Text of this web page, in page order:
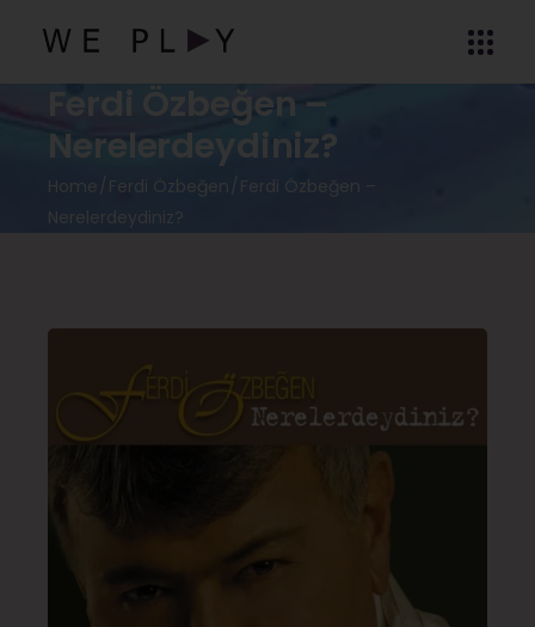
Ferdi Özbeğen –
Nerelerdeydiniz?
Home Ferdi Özbeğen Ferdi Özbeğen –
Nerelerdeydiniz?